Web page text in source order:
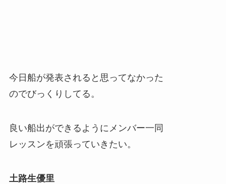
今日船が発表されると思ってなかった
のでびっくりしてる。
良い船出ができるようにメンバー一同
レッスンを頑張っていきたい。
土路生優里